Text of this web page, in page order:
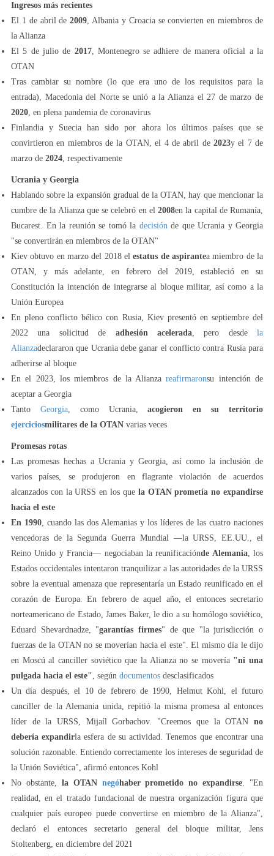
Ingresos más recientes
El 1 de abril de2009, Albania y Croacia se convierten en miembros de
la Alianza
El 5 de julio de 2017, Montenegro se adhiere de manera oficial a la
OTAN
Tras cambiar su nombre (lo que era uno de los requisitos para la
entrada), Macedonia del Norte se unió a la Alianza el 27 de marzo de
2020, en plena pandemia de coronavirus
Finlandia y Suecia han sido por ahora los últimos países que se
convirtieron en miembros de la OTAN, el 4 de abril de 2023y el 7 de
marzo de 2024, respectivamente
Ucrania y Georgia
Hablando sobre la expansión gradual de la OTAN, hay que mencionar la
cumbre de la Alianza que se celebró en el2008en la capital de Rumanía,
Bucarest. En la reunión se tomó la decisiónde que Ucrania y Georgia
"se convertirán en miembros de la OTAN"
Kiev obtuvo en marzo del 2018 elestatus de aspirantea miembro de la
OTAN, y más adelante, en febrero del 2019, estableció en su
Constitución la intención de integrarse al bloque militar, así como a la
Unión Europea
En pleno conflicto bélico con Rusia, Kiev presentó en septiembre del
2022 una solicitud de adhesión acelerada, pero desde la
Alianzadeclararon que Ucrania debe ganar el conflicto contra Rusia para
adherirse al bloque
En el 2023, los miembros de la Alianzareafirmaronsu intención de
aceptar a Georgia
Tanto Georgia, como Ucrania,acogieron en su territorio
ejerciciosmilitares de la OTAN varias veces
Promesas rotas
Las promesas hechas a Ucrania y Georgia, así como la inclusión de
varios países, se produjeron en flagrante violación de acuerdos
alcanzados con la URSS en los que la OTAN prometía no expandirse
hacia el este
En 1990, cuando las dos Alemanias y los líderes de las cuatro naciones
vencedoras de la Segunda Guerra Mundial —la URSS, EE.UU., el
Reino Unido y Francia— negociaban la reunificaciónde Alemania, los
Estados occidentales intentaron tranquilizar a las autoridades de la URSS
sobre la eventual amenaza que representaría un Estado reunificado en el
corazón de Europa. En febrero de aquel año, el entonces secretario
norteamericano de Estado, James Baker, le dio a su homólogo soviético,
Eduard Shevardnadze, "garantías firmes" de que "la jurisdicción o
fuerzas de la OTAN no se moverían hacia el este". El mismo día le dijo
en Moscú al canciller soviético que la Alianza no se movería "ni una
pulgada hacia el este", según documentos desclasificados
Un día después, el 10 de febrero de 1990, Helmut Kohl, el futuro
canciller de la Alemania unida, repitió la misma promesa al entonces
líder de la URSS, Mijaíl Gorbachov. "Creemos que la OTAN no
debería expandirla esfera de su actividad. Tenemos que encontrar una
solución razonable. Entiendo correctamente los intereses de seguridad de
la Unión Soviética", afirmó entonces Kohl
No obstante, la OTAN negóhaber prometido no expandirse. "En
realidad, en el tratado fundacional de nuestra organización figura que
cualquier país europeo puede convertirse en miembro de la Alianza",
declaró el entonces secretario general del bloque militar, Jens
Stoltenberg, en diciembre del 2021